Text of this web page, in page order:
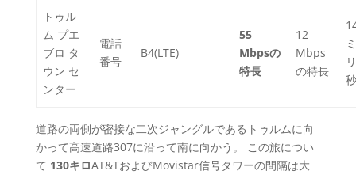
トゥル
ム プエ
ブロ タ
ウン セ
ンター
電話
番号
B4(LTE)
55
Mbpsの
特長
12
Mbps
の特長
ミ
リ
秒
道路の両側が密接な二次ジャングルであるトゥルムに向
かって高速道路307に沿って南に向かう。 この旅につい
て 130キロAT&TおよびMovistar信号タワーの間隔は大